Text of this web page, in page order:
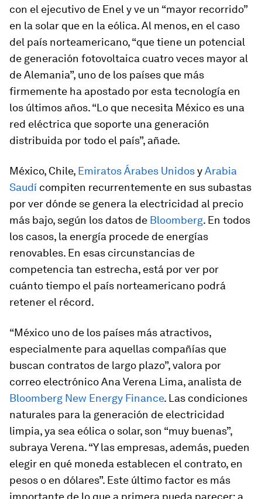
con el ejecutivo de Enel y ve un “mayor recorrido”
en la solar que en la eólica. Al menos, en el caso
del país norteamericano, “que tiene un potencial
de generación fotovoltaica cuatro veces mayor al
de Alemania”, uno de los países que más
firmemente ha apostado por esta tecnología en
los últimos años. “Lo que necesita México es una
red eléctrica que soporte una generación
distribuida por todo el país”, añade.
México, Chile, Emiratos Árabes UnidosyArabia
Saudí compiten recurrentemente en sus subastas
por ver dónde se genera la electricidad al precio
más bajo, según los datos de Bloomberg. En todos
los casos, la energía procede de energías
renovables. En esas circunstancias de
competencia tan estrecha, está por ver por
cuánto tiempo el país norteamericano podrá
retener el récord.
“México uno de los países más atractivos,
especialmente para aquellas compañías que
buscan contratos de largo plazo”, valora por
correo electrónico Ana Verena Lima, analista de
Bloomberg New Energy Finance. Las condiciones
naturales para la generación de electricidad
limpia, ya sea eólica o solar, son “muy buenas”,
subraya Verena. “Y las empresas, además, pueden
elegir en qué moneda establecen el contrato, en
pesos o en dólares”. Este último factor es más
importante de lo que a primera pueda parecer: a